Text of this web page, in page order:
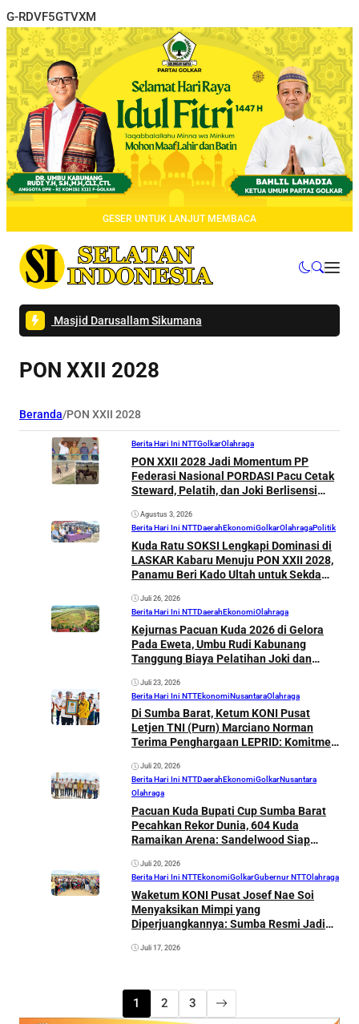
G-RDVF5GTVXM
GESER UNTUK LANJUT MEMBACA
Masjid Darusallam Sikumana
PON XXII 2028
Beranda/PON XXII 2028
Berita Hari Ini NTTGolkarOlahraga
PON XXII 2028 Jadi Momentum PP
Federasi Nasional PORDASI Pacu Cetak
Steward, Pelatih, dan Joki Berlisensi
Agustus 3, 2026
Berita Hari Ini NTTDaerahEkonomiGolkarOlahragaPolitik
Kuda Ratu SOKSI Lengkapi Dominasi di
LASKAR Kabaru Menuju PON XXII 2028,
Panamu Beri Kado Ultah untuk Sekda
Juli 26, 2026
Berita Hari Ini NTTDaerahEkonomiOlahraga
Kejurnas Pacuan Kuda 2026 di Gelora
Pada Eweta, Umbu Rudi Kabunang
Tanggung Biaya Pelatihan Joki dan
Juli 23, 2026
Berita Hari Ini NTTEkonomiNusantaraOlahraga
Di Sumba Barat, Ketum KONI Pusat
Letjen TNI (Purn) Marciano Norman
Terima Penghargaan LEPRID: Komitmen
Juli 20, 2026
Berita Hari Ini NTTDaerah EkonomiGolkarNusantara
Olahraga
Pacuan Kuda Bupati Cup Sumba Barat
Pecahkan Rekor Dunia, 604 Kuda
Ramaikan Arena: Sandelwood Siap
Juli 20, 2026
Berita Hari Ini NTTEkonomiGolkarGubernur NTTOlahraga
Waketum KONI Pusat Josef Nae Soi
Menyaksikan Mimpi yang
Diperjuangkannya: Sumba Resmi Jadi
2028
Juli 17, 2026
1 2 3